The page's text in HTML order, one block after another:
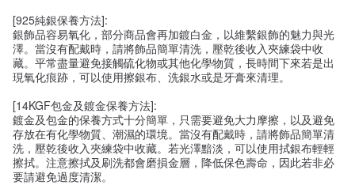
[925純銀保養方法]:
銀飾品容易氧化，部分商品會再加鍍白金，以維繫銀飾的魅力與光
澤。當沒有配戴時，請將飾品簡單清洗，壓乾後收入夾練袋中收
藏。平常盡量避免接觸硫化物或其他化學物質，長時間下來若是出
現氧化痕跡，可以使用擦銀布、洗銀水或是牙膏來清理。
[14KGF包金及鍍金保養方法]:
鍍金及包金的保養方式十分簡單，只需要避免大力摩擦，以及避免
存放在有化學物質、潮濕的環境。當沒有配戴時，請將飾品簡單清
洗，壓乾後收入夾練袋中收藏。若光澤黯淡，可以使用拭銀布輕輕
擦拭。注意擦拭及刷洗都會磨損金層，降低保色壽命，因此若非必
要請避免過度清潔。